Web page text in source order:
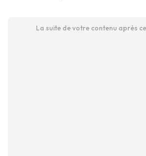
La suite de votre contenu après